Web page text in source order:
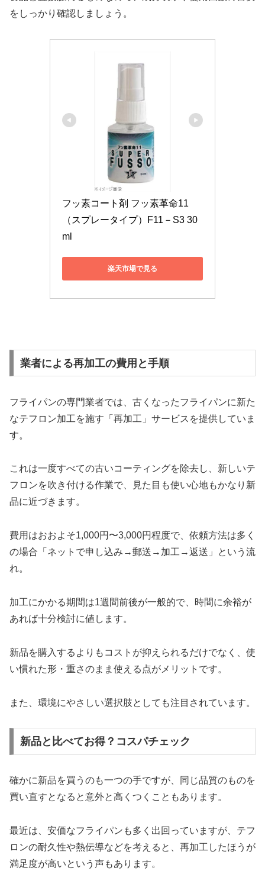
をしっかり確認しましょう。
フッ素コート剤 フッ素革命11
（スプレータイプ）F11－S3 30
ml
楽天市場で見る
業者による再加工の費用と手順
フライパンの専門業者では、古くなったフライパンに新た
なテフロン加工を施す「再加工」サービスを提供していま
す。
これは一度すべての古いコーティングを除去し、新しいテ
フロンを吹き付ける作業で、見た目も使い心地もかなり新
品に近づきます。
費用はおおよそ1,000円〜3,000円程度で、依頼方法は多く
の場合「ネットで申し込み→郵送→加工→返送」という流
れ。
加工にかかる期間は1週間前後が一般的で、時間に余裕が
あれば十分検討に値します。
新品を購入するよりもコストが抑えられるだけでなく、使
い慣れた形・重さのまま使える点がメリットです。
また、環境にやさしい選択肢としても注目されています。
新品と比べてお得？コスパチェック
確かに新品を買うのも一つの手ですが、同じ品質のものを
買い直すとなると意外と高くつくこともあります。
最近は、安価なフライパンも多く出回っていますが、テフ
ロンの耐久性や熱伝導などを考えると、再加工したほうが
満足度が高いという声もあります。